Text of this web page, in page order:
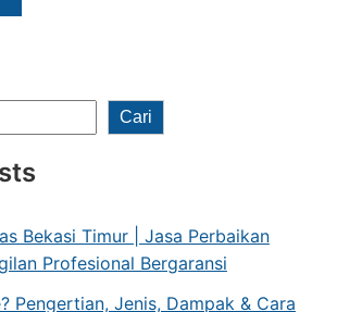
Cari
Bekasi Timur | Jasa Perbaikan
Profesional Bergaransi
Pengertian, Jenis, Dampak & Cara